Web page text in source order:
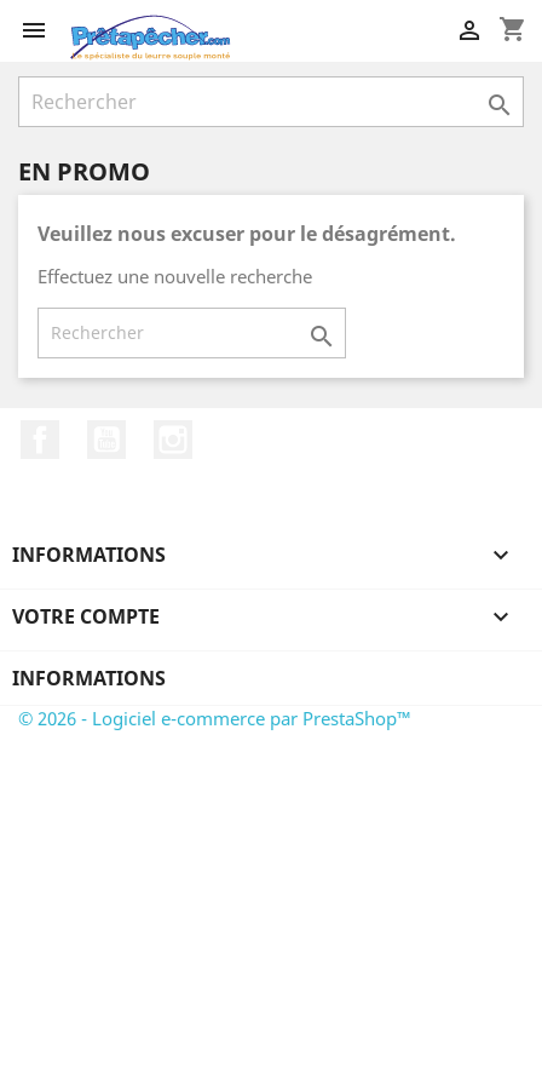
 shopping_cart


EN PROMO
Veuillez nous excuser pour le désagrément.
Effectuez une nouvelle recherche

INFORMATIONS 
VOTRE COMPTE 
INFORMATIONS
© 2026 - Logiciel e-commerce par PrestaShop™